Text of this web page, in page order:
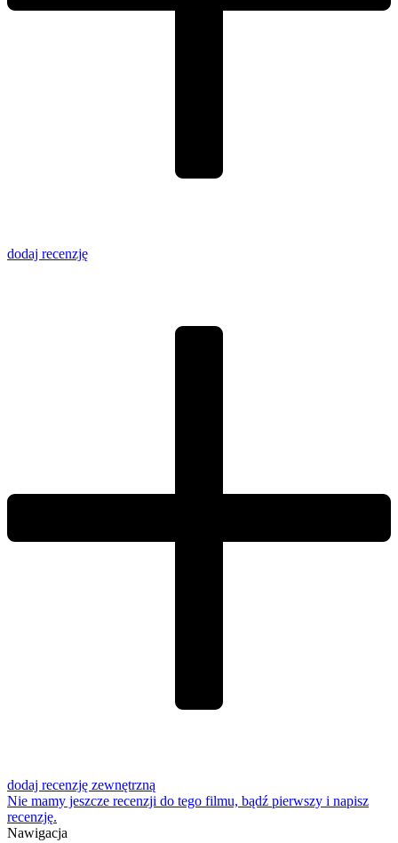
dodaj recenzję
dodaj recenzję zewnętrzną
Nie mamy jeszcze recenzji do tego filmu, bądź pierwszy i napisz
recenzję.
Nawigacja